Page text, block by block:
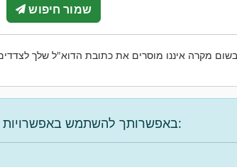
שמור חיפוש
בשום מקרה איננו מוסרים את כתובת הדוא"ל שלך
באפשרותך להשתמש באפשרויות הבאות כדי למצוא את המכונה הרצויה: